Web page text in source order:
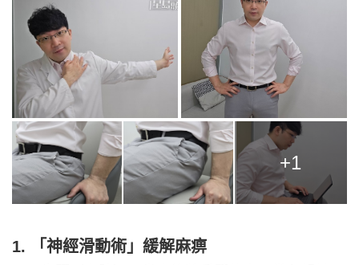
+1
1. 「神經滑動術」緩解麻痹